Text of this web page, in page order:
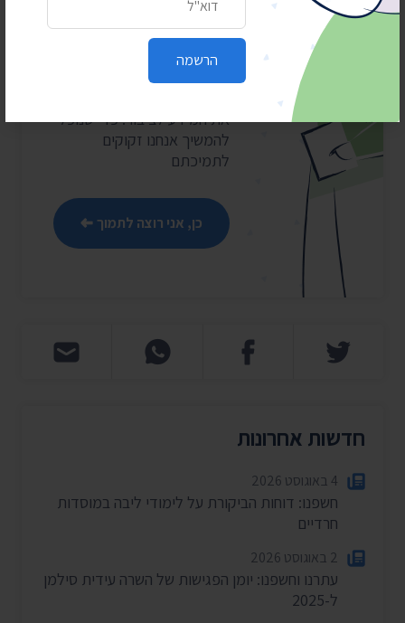
הרשמה
מאבקים משפטיים
עולים כסף
התנועה לחופש המידע מובילה
את המידע לציבור. כדי שנוכל
להמשיך אנחנו זקוקים
לתמיכתם
כן, אני רוצה לתמוך
חדשות אחרונות
4 באוגוסט 2026
חשפנו: דוחות הביקורת על לימודי ליבה במוסדות
חרדיים
2 באוגוסט 2026
עתרנו וחשפנו: יומן הפגישות של השרה עידית סילמן
ל-2025